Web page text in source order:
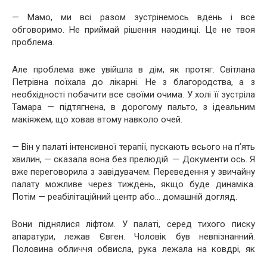
— Мамо, ми всі разом зустрінемось вдень і все
обговоримо. Не приймай рішення наодинці. Це не твоя
проблема.
Але проблема вже увійшла в дім, як протяг. Світлана
Петрівна поїхала до лікарні. Не з благородства, а з
необхідності побачити все своїми очима. У холі її зустріла
Тамара — підтягнена, в дорогому пальто, з ідеальним
макіяжем, що ховав втому навколо очей.
— Він у палаті інтенсивної терапії, пускають всього на п’ять
хвилин, — сказала вона без прелюдій. — Документи ось. Я
вже переговорила з завідувачем. Переведення у звичайну
палату можливе через тиждень, якщо буде динаміка.
Потім — реабілітаційний центр або… домашній догляд.
Вони піднялися ліфтом. У палаті, серед тихого писку
апаратури, лежав Євген. Чоловік був невпізнанний.
Половина обличчя обвисла, рука лежала на ковдрі, як